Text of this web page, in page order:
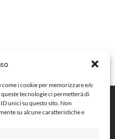
i cookie per memorizzare e/o
tecnologie ci permetterà di
unici su questo sito. Non
su alcune caratteristiche e